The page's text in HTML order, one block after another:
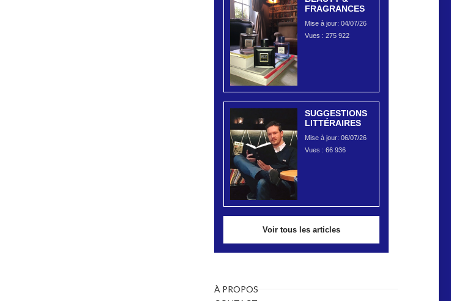
FRAGRANCES
Mise à jour: 04/07/26
Vues : 275 922
SUGGESTIONS
LITTÉRAIRES
Mise à jour: 06/07/26
Vues : 66 936
Voir tous les articles
À PROPOS